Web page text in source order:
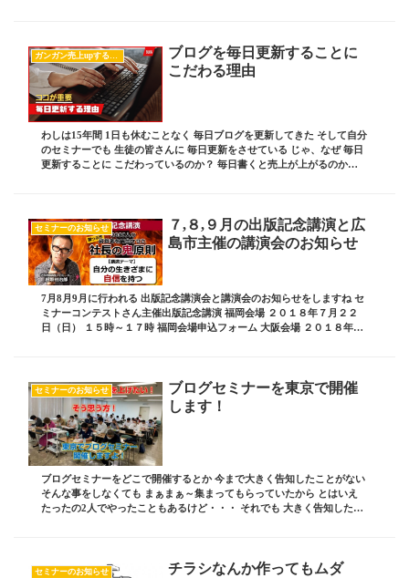
ガンガン売上upするブログの書き方
ブログを毎日更新することに
こだわる理由
わしは15年間 1日も休むことなく 毎日ブログを更新してきた そして自分
のセミナーでも 生徒の皆さんに 毎日更新をさせている じゃ、なぜ 毎日
更新することに こだわっているのか？ 毎日書くと売上が上がるのか？
セミナーのお知らせ
７,８,９月の出版記念講演と広
島市主催の講演会のお知らせ
7月8月9月に行われる 出版記念講演会と講演会のお知らせをしますね セ
ミナーコンテストさん主催出版記念講演 福岡会場 ２０１８年７月２２
日（日） １５時～１７時 福岡会場申込フォーム 大阪会場 ２０１８年７
セミナーのお知らせ
ブログセミナーを東京で開催
します！
ブログセミナーをどこで開催するとか 今まで大きく告知したことがない
そんな事をしなくても まぁまぁ～集まってもらっていたから とはいえ
たったの2人でやったこともあるけど・・・ それでも 大きく告知したこ
セミナーのお知らせ
チラシなんか作ってもムダ